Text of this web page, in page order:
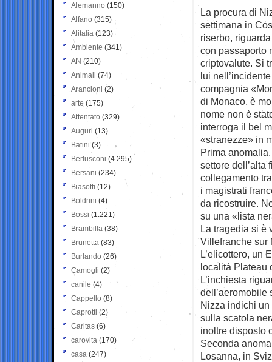
La procura di
settimana in
riserbo,
con passaporto
criptovalute. Si
lui
compagnia
di Monaco, è
nome non è
interroga il bel
«stranezze» in
Prima
settore dell’alta
collegamento
i magistrati
da ricostruire.
su una «lista
La tragedia si è
Villefranche sur
L’elicottero, un
località Plateau
L’inchiesta
dell’aeromobile
Nizza indichi un
sulla scatola
inoltre disposto
Seconda
Losanna, in
Alemanno (150)
Alfano (315)
Alitalia (123)
Ambiente (341)
AN (210)
Animali (74)
Arancioni (2)
arte (175)
Attentato (329)
Auguri (13)
Batini (3)
Berlusconi (4.295)
Bersani (234)
Biasotti (12)
Boldrini (4)
Bossi (1.221)
Brambilla (38)
Brunetta (83)
Burlando (26)
Camogli (2)
canile (4)
Cappello (8)
Caprotti (2)
Caritas (6)
carovita (170)
casa (247)